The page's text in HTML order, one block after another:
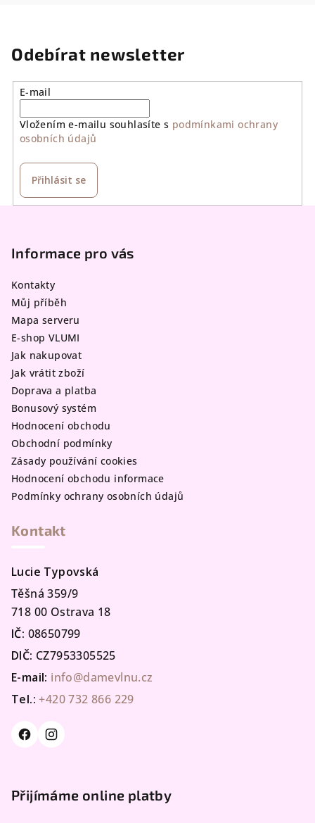
Odebírat newsletter
E-mail
Vložením e-mailu souhlasíte s podmínkami ochrany
osobních údajů
Přihlásit se
Informace pro vás
Kontakty
Můj příběh
Mapa serveru
E-shop VLUMI
Jak nakupovat
Jak vrátit zboží
Doprava a platba
Bonusový systém
Hodnocení obchodu
Obchodní podmínky
Zásady používání cookies
Hodnocení obchodu informace
Podmínky ochrany osobních údajů
Kontakt
Lucie Typovská
Těšná 359/9
718 00 Ostrava 18
IČ: 08650799
DIČ: CZ7953305525
E-mail: info@damevlnu.cz
Tel.: +420 732 866 229
Přijímáme online platby